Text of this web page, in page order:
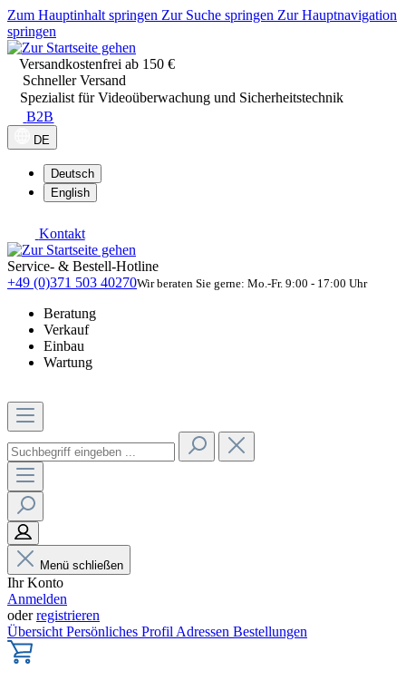
Zum Hauptinhalt springen Zur Suche springen Zur Hauptnavigation
springen
Versandkostenfrei ab 150 €
Schneller Versand
Spezialist für Videoüberwachung und Sicherheitstechnik
B2B
DE
Deutsch
English
Kontakt
Service- & Bestell-Hotline
+49 (0)371 503 40270Wir beraten Sie gerne: Mo.-Fr. 9:00 - 17:00 Uhr
Beratung
Verkauf
Einbau
Wartung
Menü schließen
Ihr Konto
Anmelden
oderregistrieren
Übersicht Persönliches Profil Adressen Bestellungen